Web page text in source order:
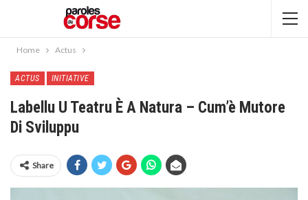
Home Actus
ACTUS INITIATIVE
Labellu U Teatru È A Natura – Cum’è Mutore
Di Sviluppu
Share